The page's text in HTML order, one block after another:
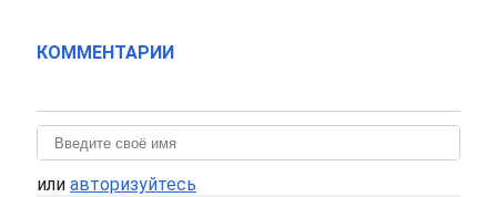
КОММЕНТАРИИ
или авторизуйтесь